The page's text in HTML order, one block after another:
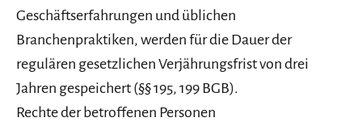
Geschäftserfahrungen und üblichen
Branchenpraktiken, werden für die Dauer der
regulären gesetzlichen Verjährungsfrist von drei
Jahren gespeichert (§§ 195, 199 BGB).
Rechte der betroffenen Personen